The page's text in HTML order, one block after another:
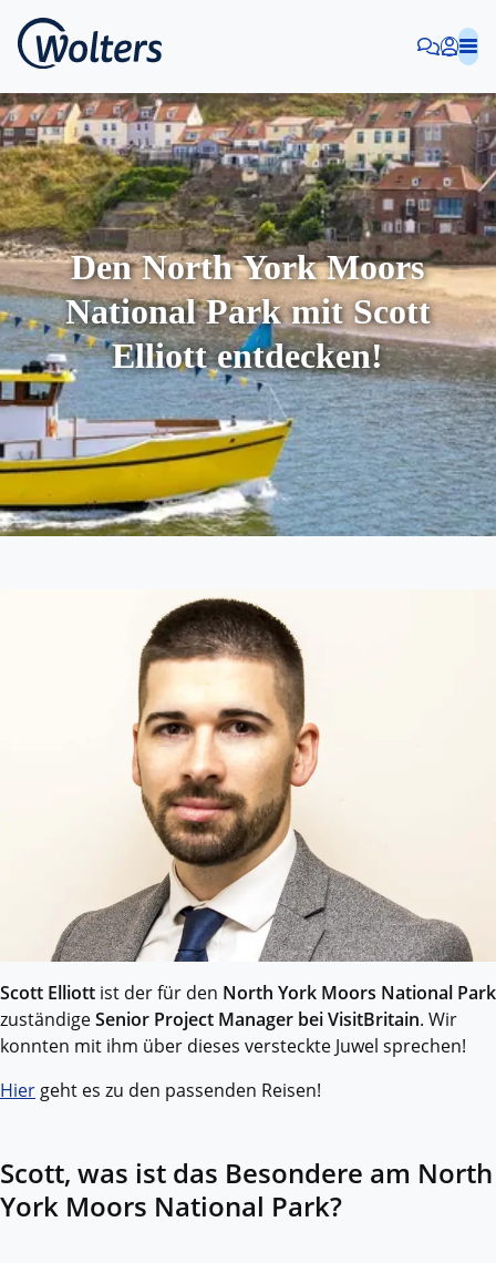
Den North York Moors
National Park mit Scott
Elliott entdecken!
Scott Elliott ist der für den North York Moors National Park
zuständigeSenior Project Manager bei VisitBritain. Wir
konnten mit ihm über dieses versteckte Juwel sprechen!
Hier geht es zu den passenden Reisen!
Scott, was ist das Besondere am North
York Moors National Park?